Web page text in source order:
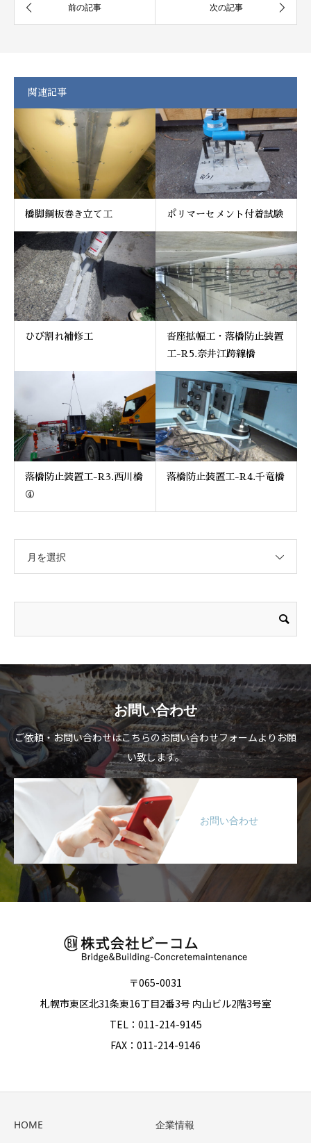
関連記事
橋脚鋼板巻き立て工 ポリマーセメント付着試験
ひび割れ補修工
沓座拡幅工・落橋防止装置
工-R5.奈井江跨線橋
落橋防止装置工-R3.西川橋
④
落橋防止装置工-R4.千竜橋
月を選択
お問い合わせ
ご依頼・お問い合わせはこちらのお問い合わせフォームよりお願
い致します。
お問い合わせ
〒065-0031
札幌市東区北31条東16丁目2番3号 内山ビル2階3号室
TEL：011-214-9145
FAX：011-214-9146
HOME
企業情報